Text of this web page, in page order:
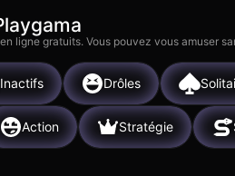
ligne gratuits. Vous pouvez vous
Inactifs Drôles
Action Stratégie